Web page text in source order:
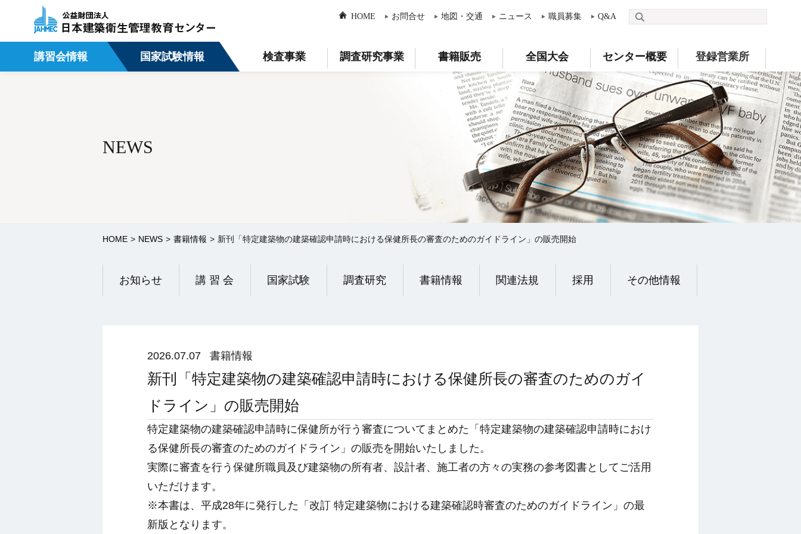
HOME お問合せ 地図・交通 ニュース 職員募集 Q&A
講習会情報 国家試験情報 検査事業 調査研究事業 書籍販売 全国大会 センター概要 登録営業所
NEWS
HOME NEWS 書籍情報 新刊「特定建築物の建築確認申請時における保健所長の審査のためのガイドライン」の販売開始
お知らせ 講 習 会 国家試験 調査研究 書籍情報 関連法規 採用 その他情報
2026.07.07 書籍情報
新刊「特定建築物の建築確認申請時における保健所長の審査のためのガイ
ドライン」の販売開始
特定建築物の建築確認申請時に保健所が行う審査についてまとめた「特定建築物の建築確認申請時におけ
る保健所長の審査のためのガイドライン」の販売を開始いたしました。
実際に審査を行う保健所職員及び建築物の所有者、設計者、施工者の方々の実務の参考図書としてご活用
いただけます。
※本書は、平成28年に発行した「改訂 特定建築物における建築確認時審査のためのガイドライン」の最
新版となります。